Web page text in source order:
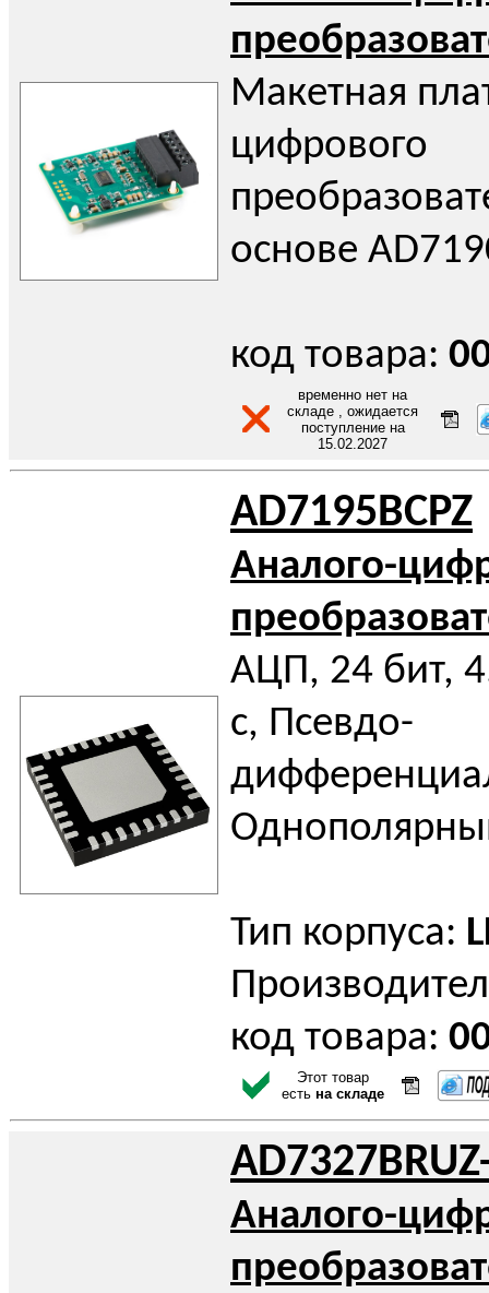
Макетная
цифрового
основе
код товара:
временно нет на
складе , ожидается
поступление на
15.02.2027
AD7195BCPZ
Аналого-
АЦП, 24 бит,
с, Псевдо-
Тип корпуса:
код товара:
Этот товар
есть на складе
Аналого-